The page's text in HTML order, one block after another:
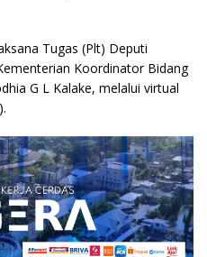
Tugas (Plt) Deputi
Koordinator Bidang
G L Kalake, melalui virtual